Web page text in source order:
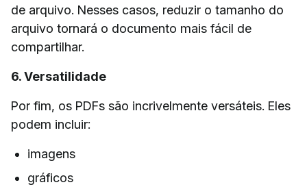
de arquivo. Nesses casos, reduzir o tamanho do
arquivo tornará o documento mais fácil de
compartilhar.
6. Versatilidade
Por fim, os PDFs são incrivelmente versáteis. Eles
podem incluir:
imagens
gráficos